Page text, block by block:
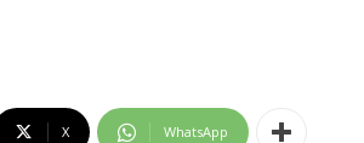
X WhatsApp